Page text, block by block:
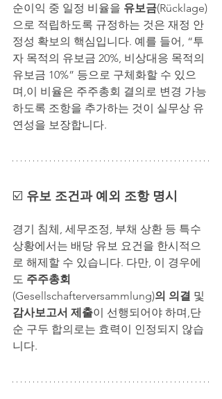
순이익 중 일정 비율을 유보금(Rücklage)
으로 적립하도록 규정하는 것은 재정 안
정성 확보의 핵심입니다. 예를 들어, “투
자 목적의 유보금 20%, 비상대응 목적의
유보금 10%” 등으로 구체화할 수 있으
며,이 비율은 주주총회 결의로 변경 가능
하도록 조항을 추가하는 것이 실무상 유
연성을 보장합니다.
☑️ 유보 조건과 예외 조항 명시
경기 침체, 세무조정, 부채 상환 등 특수
상황에서는 배당 유보 요건을 한시적으
로 해제할 수 있습니다. 다만, 이 경우에
도 주주총회
(Gesellschafterversammlung)의 의결 및
감사보고서 제출이 선행되어야 하며,단
순 구두 합의로는 효력이 인정되지 않습
니다.